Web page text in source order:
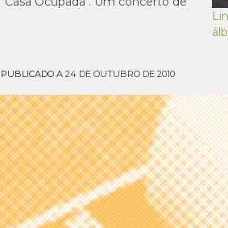
22h30, 10.95 € com oferta do
discoMais infos em
http://www.hard-club.com/
PUBLICADO A 24 DE OUTUBRO DE 2010